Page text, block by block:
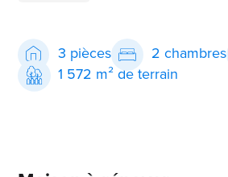
3 pièces 2 chambres
1 572 m² de terrain